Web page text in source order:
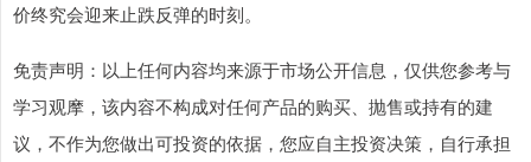
价终究会迎来止跌反弹的时刻。
免责声明：以上任何内容均来源于市场公开信息，仅供您参考与
学习观摩，该内容不构成对任何产品的购买、抛售或持有的建
议，不作为您做出可投资的依据，您应自主投资决策，自行承担